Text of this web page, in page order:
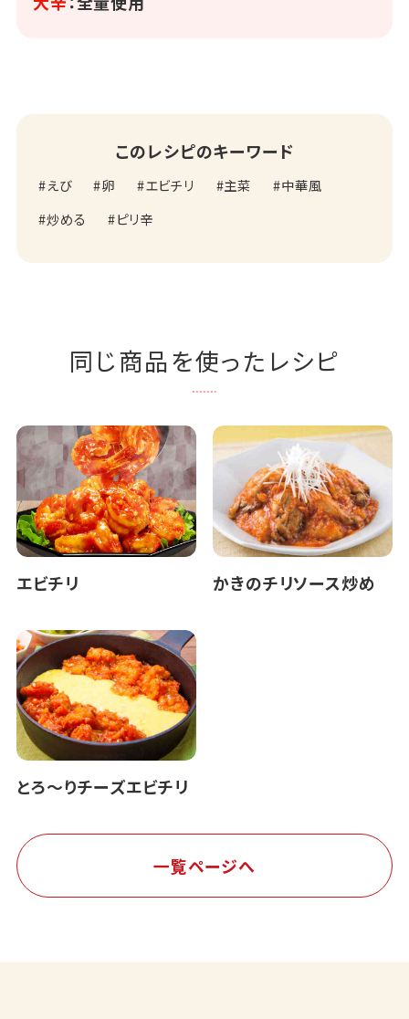
このレシピのキーワード
えび 卵 エビチリ 主菜
中華風
炒める
ピリ辛
同じ商品を使ったレシピ
エビチリ かきのチリソース炒め
とろ～りチーズエビチリ
一覧ページへ